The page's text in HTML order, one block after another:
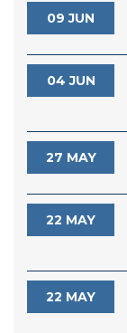
09 JUN
04 JUN
27 MAY
22 MAY
22 MAY